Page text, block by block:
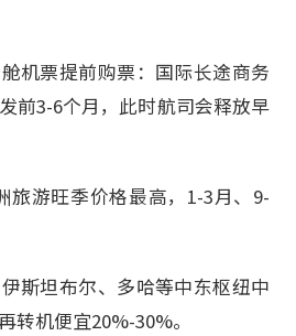
机票提前购票：国际长途商务
前3-6个月，此时航司会释放早
旅游旺季价格最高，1-3月、9-
斯坦布尔、多哈等中东枢纽中
转机便宜20%-30%。